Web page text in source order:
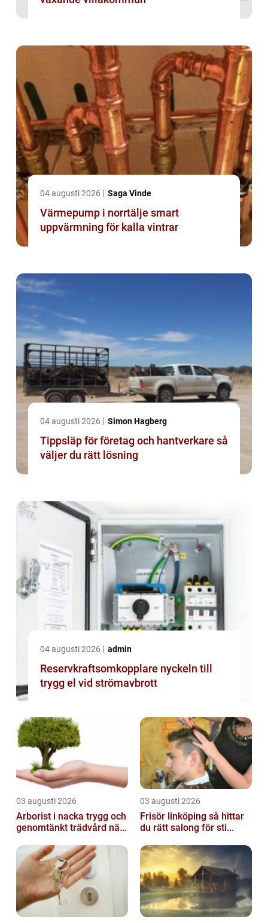
04 augusti 2026 Saga Vinde
Värmepump i norrtälje smart
uppvärmning för kalla vintrar
04 augusti 2026 Simon Hagberg
Tippsläp för företag och hantverkare så
väljer du rätt lösning
04 augusti 2026 admin
Reservkraftsomkopplare nyckeln till
trygg el vid strömavbrott
03 augusti 2026
Arborist i nacka trygg och
genomtänkt trädvård nä...
03 augusti 2026
Frisör linköping så hittar
du rätt salong för sti...